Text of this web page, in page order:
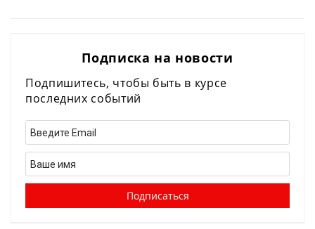
Подписка на новости
Подпишитесь, чтобы быть в курсе
последних событий